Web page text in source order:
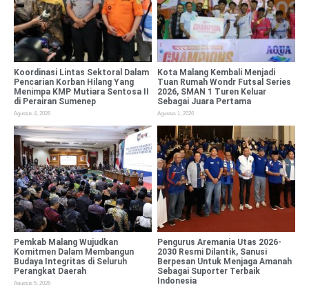
Koordinasi Lintas Sektoral Dalam
Pencarian Korban Hilang Yang
Menimpa KMP Mutiara Sentosa II
di Perairan Sumenep
Agustus 4, 2026
Kota Malang Kembali Menjadi
Tuan Rumah Wondr Futsal Series
2026, SMAN 1 Turen Keluar
Sebagai Juara Pertama
Agustus 1, 2026
Pemkab Malang Wujudkan
Komitmen Dalam Membangun
Budaya Integritas di Seluruh
Perangkat Daerah
Agustus 5, 2026
Pengurus Aremania Utas 2026-
2030 Resmi Dilantik, Sanusi
Berpesan Untuk Menjaga Amanah
Sebagai Suporter Terbaik
Indonesia